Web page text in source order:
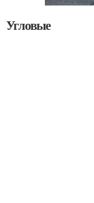
Угловые